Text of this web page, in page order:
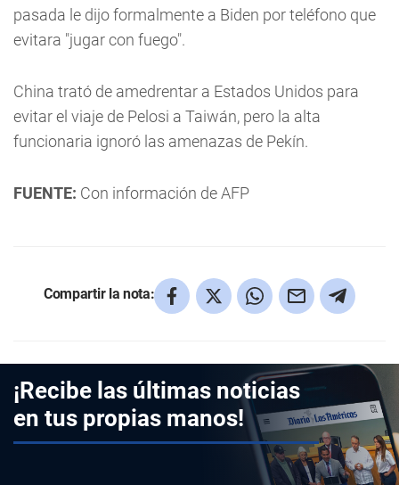
pasada le dijo formalmente a Biden por teléfono que
evitara "jugar con fuego".
China trató de amedrentar a Estados Unidos para
evitar el viaje de Pelosi a Taiwán, pero la alta
funcionaria ignoró las amenazas de Pekín.
FUENTE: Con información de AFP
Compartir la nota:
¡Recibe las últimas noticias
en tus propias manos!